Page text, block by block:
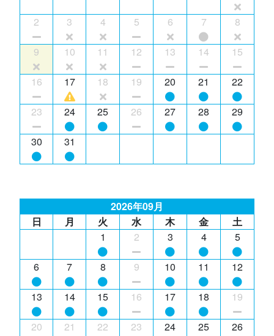
2 3 4 5 6 7 8
9 10 11 12 13 14 15
16 17 18 19 20 21 22
23 24 25 26 27 28 29
30 31
2026年09月
日
月 火 水 木 金
土
1
2 3 4 5
6 7 8 9 10 11 12
13 14 15 16 17 18 19
20 21 22 23 24 25 26